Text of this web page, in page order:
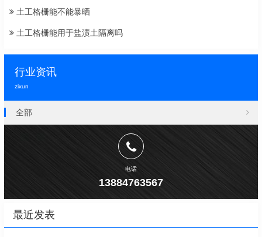
土工格栅能不能暴晒
土工格栅能用于盐渍土隔离吗
行业资讯
zixun
全部
电话
13884763567
最近发表